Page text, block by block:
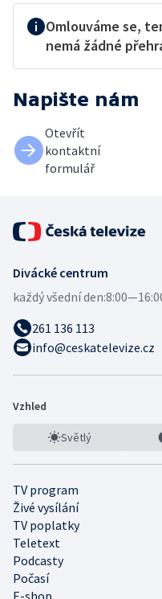
Omlouváme se,
nemá žádné
Napište nám
Otevřít
kontaktní
formulář
Divácké centrum
každý všední den:
261 136 113
info@ceskatelevize.cz
Vzhled
Světlý
TV program
Živé vysílání
TV poplatky
Teletext
Podcasty
Počasí
E-shop